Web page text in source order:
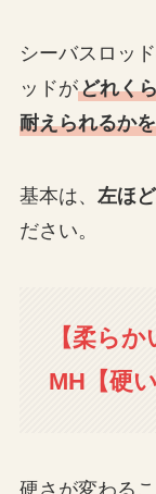
シーバスロッ
ッドがどれく
耐えられるか
基本は、 左ほ
ださい。
【柔ら
MH【硬い
硬さが変わる